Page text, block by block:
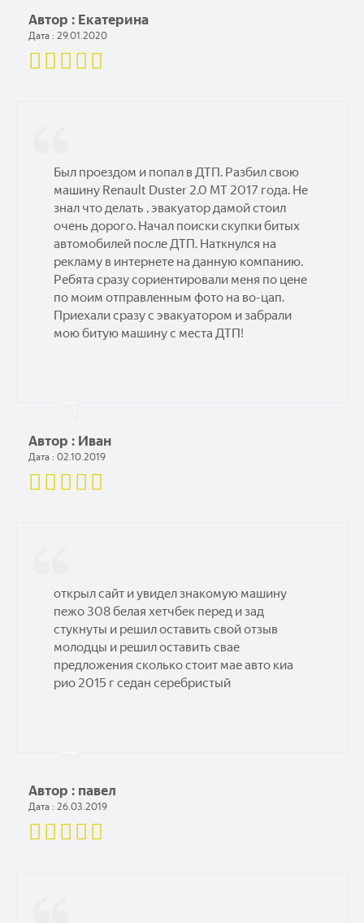
Автор : Екатерина
Дата : 29.01.2020
Был проездом и попал в ДТП. Разбил свою
машину Renault Duster 2.0 МТ 2017 года. Не
знал что делать , эвакуатор дамой стоил
очень дорого. Начал поиски скупки битых
автомобилей после ДТП. Наткнулся на
рекламу в интернете на данную компанию.
Ребята сразу сориентировали меня по цене
по моим отправленным фото на во-цап.
Приехали сразу с эвакуатором и забрали
мою битую машину с места ДТП!
Автор : Иван
Дата : 02.10.2019
открыл сайт и увидел знакомую машину
пежо 308 белая хетчбек перед и зад
стукнуты и решил оставить свой отзыв
молодцы и решил оставить свае
предложения сколько стоит мае авто киа
рио 2015 г седан серебристый
Автор : павел
Дата : 26.03.2019